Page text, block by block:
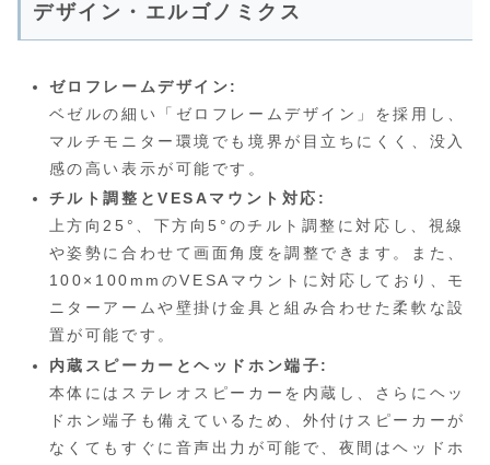
デザイン・エルゴノミクス
ゼロフレームデザイン:
ベゼルの細い「ゼロフレームデザイン」を採用し、
マルチモニター環境でも境界が目立ちにくく、没入
感の高い表示が可能です。
チルト調整とVESAマウント対応:
上方向25°、下方向5°のチルト調整に対応し、視線
や姿勢に合わせて画面角度を調整できます。また、
100×100mmのVESAマウントに対応しており、モ
ニターアームや壁掛け金具と組み合わせた柔軟な設
置が可能です。
内蔵スピーカーとヘッドホン端子:
本体にはステレオスピーカーを内蔵し、さらにヘッ
ドホン端子も備えているため、外付けスピーカーが
なくてもすぐに音声出力が可能で、夜間はヘッドホ